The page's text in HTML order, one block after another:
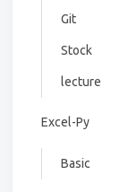
Git
Stock
lecture
Excel-Py
Basic